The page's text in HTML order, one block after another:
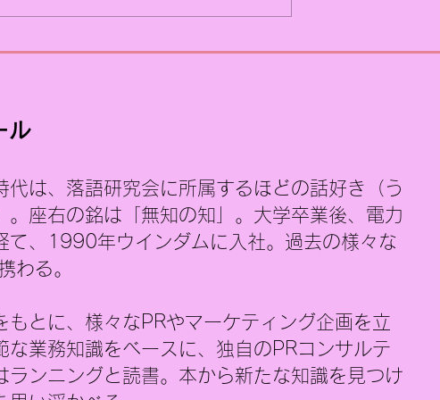
の担当者向けにPRに
か」という相談を受
が比較的難しい業種の
います。 PRの仕事を
、「どんな業種でも
か？
広報活動を考えるうえで「SEO
部SEO対策とは、 WEBサイトの
構造 表示速度 タイトル設定 キ
ーワード配置 モバイル対応
ル
は、落語研究会に所属するほどの話好き（う
座右の銘は「無知の知」。大学卒業後、電力
て、1990年ウインダムに入社。過去の様々な
わる。
とに、様々なPRやマーケティング企画を立
業務知識をベースに、独自のPRコンサルテ
ランニングと読書。本から新たな知識を見つけ